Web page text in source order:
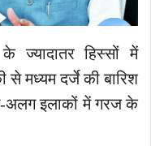
ज्यादातर हिस्सों में
मध्यम दर्जे की बारिश
अलग इलाकों में गरज के